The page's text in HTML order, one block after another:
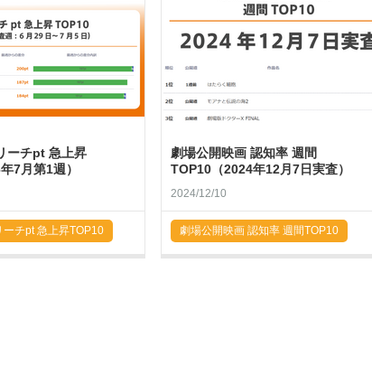
ーチpt 急上昇
7月第1週）
ーチpt 急上昇TOP10
劇場公開映画 認知率 週間
TOP10（2024年12月7日実査）
2024/12/10
劇場公開映画 認知率 週間TOP10